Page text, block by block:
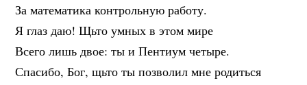
За математика контрольную работу.
Я глаз даю! Щьто умных в этом мире
Всего лишь двое: ты и Пентиум четыре.
Спасибо, Бог, щьто ты позволил мне родиться